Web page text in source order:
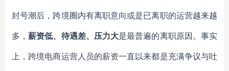
封号潮后，跨境圈内有离职意向或是已离职的运营越来越
多，薪资低、待遇差、压力大是最普遍的离职原因。事实
上，跨境电商运营人员的薪资一直以来都是充满争议与吐